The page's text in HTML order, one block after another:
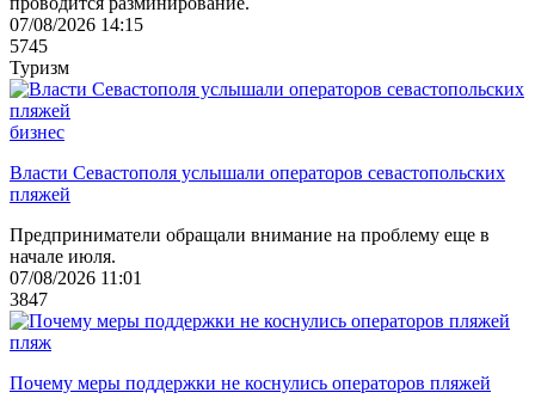
07/08/2026 14:15
5745
Туризм
бизнес
Власти Севастополя услышали операторов севастопольских
пляжей
Предприниматели обращали внимание на проблему еще в
начале июля.
07/08/2026 11:01
3847
пляж
Почему меры поддержки не коснулись операторов пляжей